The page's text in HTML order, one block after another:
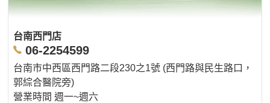
台南西門店
06-2254599
台南市中西區西門路二段230之1號 (西門路與民生路口，
郭綜合醫院旁)
營業時間 週一~週六